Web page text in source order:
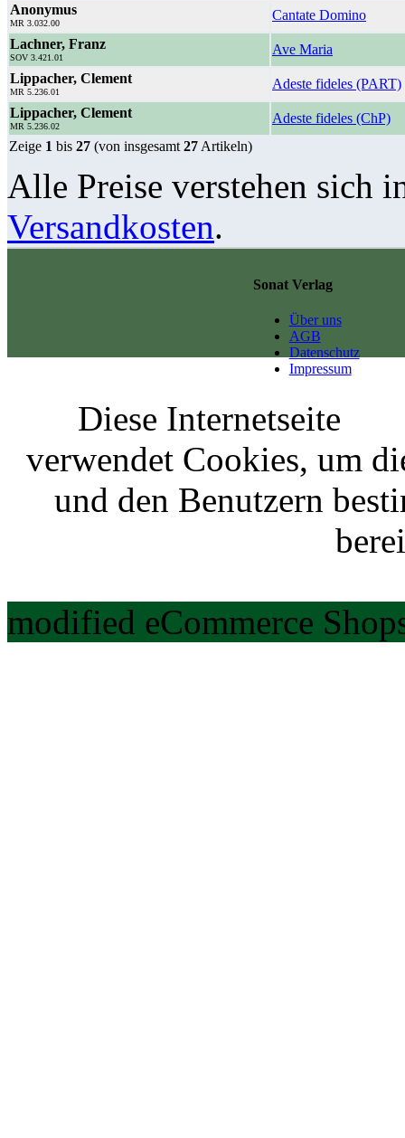
Anonymus
MR 3.032.00
Cantate Domino
Lachner, Franz
SOV 3.421.01
Ave Maria
Lippacher, Clement
MR 5.236.01
Adeste fideles (PART)
Lippacher, Clement
MR 5.236.02
Adeste fideles (ChP)
Zeige 1 bis 27 (von insgesamt 27 Artikeln)
Alle Preise verstehen sich
Versandkosten.
Sonat Verlag
Über uns
AGB
Datenschutz
Impressum
Diese Internetseite
verwendet Cookies, um
und den Benutzern
modified eCommerce